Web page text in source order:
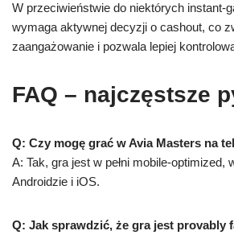
W przeciwieństwie do niektórych
wymaga aktywnej decyzji o cashout, co
zaangażowanie i pozwala lepiej
FAQ – najczęstsze
Q: Czy mogę grać w Avia Masters na
A: Tak, gra jest w pełni mobile‑optimized,
Androidzie i iOS.
Q: Jak sprawdzić, że gra jest provably